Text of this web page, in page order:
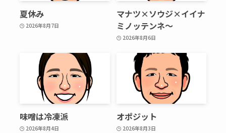
夏休み
2026年8月7日
マナツ×ソウジ×イイナ
ミノッテンネ～
2026年8月6日
味噌は冷凍派
2026年8月4日
オポジット
2026年8月3日